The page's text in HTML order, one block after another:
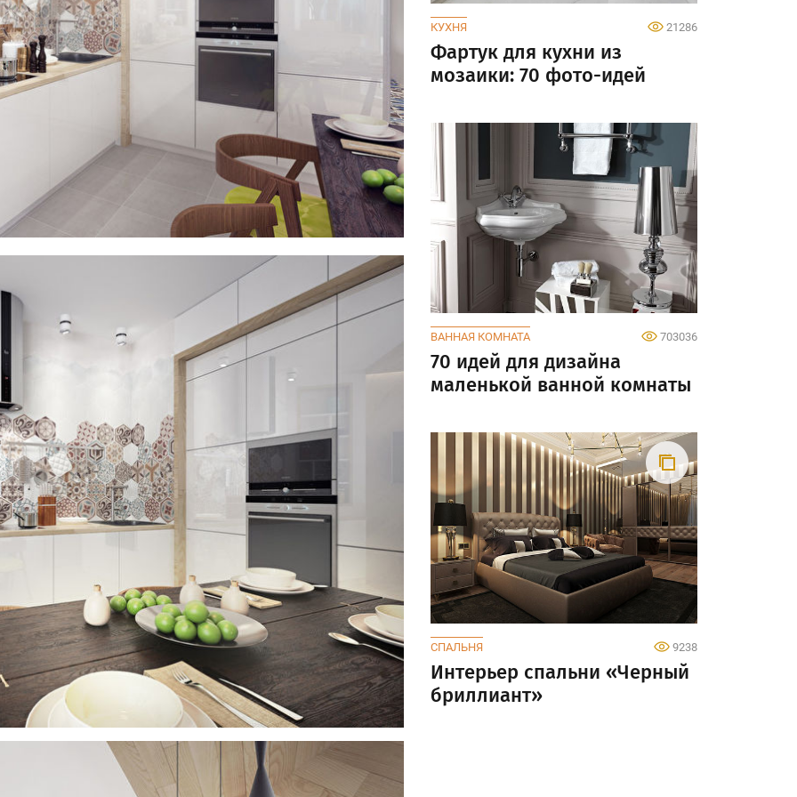
КУХНЯ 21286
Фартук для кухни из
мозаики: 70 фото-идей
ВАННАЯ КОМНАТА 703036
70 идей для дизайна
маленькой ванной комнаты
СПАЛЬНЯ 9238
Интерьер спальни «Черный
бриллиант»